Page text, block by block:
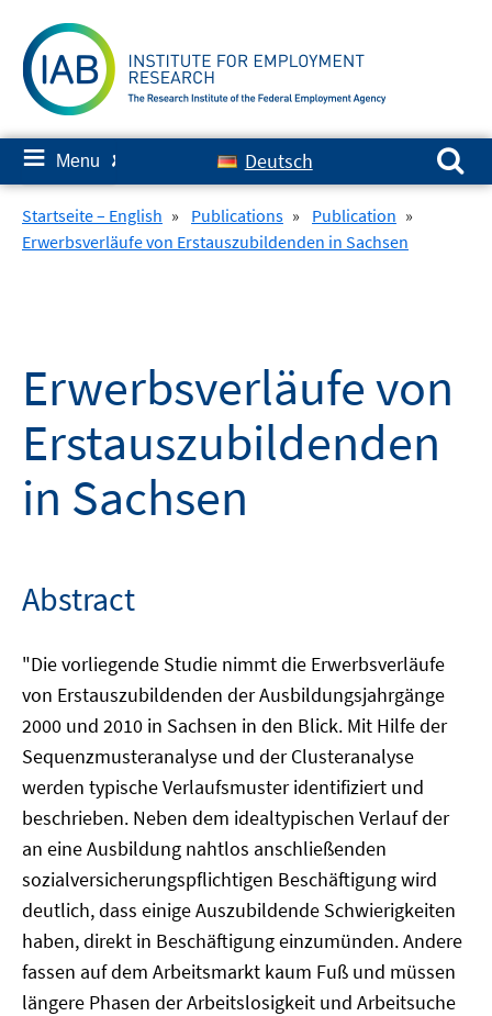
content
≡ Menu ✘ Deutsch
Search for:
Startseite – English » Publications » Publication »
Erwerbsverläufe von Erstauszubildenden in Sachsen
Erwerbsverläufe von
Erstauszubildenden
in Sachsen
Abstract
"Die vorliegende Studie nimmt die Erwerbsverläufe
von Erstauszubildenden der Ausbildungsjahrgänge
2000 und 2010 in Sachsen in den Blick. Mit Hilfe der
Sequenzmusteranalyse und der Clusteranalyse
werden typische Verlaufsmuster identifiziert und
beschrieben. Neben dem idealtypischen Verlauf der
an eine Ausbildung nahtlos anschließenden
sozialversicherungspflichtigen Beschäftigung wird
deutlich, dass einige Auszubildende Schwierigkeiten
haben, direkt in Beschäftigung einzumünden. Andere
fassen auf dem Arbeitsmarkt kaum Fuß und müssen
längere Phasen der Arbeitslosigkeit und Arbeitsuche